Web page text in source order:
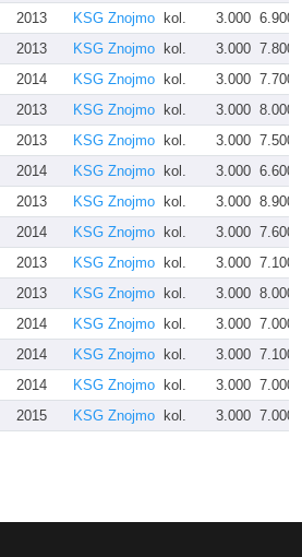
2013 KSG Znojmo kol. 3.000 6.900
2013 KSG Znojmo kol. 3.000 7.800
2014 KSG Znojmo kol. 3.000 7.700
2013 KSG Znojmo kol. 3.000 8.000
2013 KSG Znojmo kol. 3.000 7.500
2014 KSG Znojmo kol. 3.000 6.600
2013 KSG Znojmo kol. 3.000 8.900
2014 KSG Znojmo kol. 3.000 7.600
2013 KSG Znojmo kol. 3.000 7.100
2013 KSG Znojmo kol. 3.000 8.000
2014 KSG Znojmo kol. 3.000 7.000
2014 KSG Znojmo kol. 3.000 7.100
2014 KSG Znojmo kol. 3.000 7.000
2015 KSG Znojmo kol. 3.000 7.000